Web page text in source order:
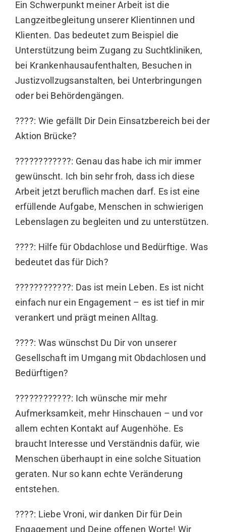
Ein Schwerpunkt meiner Arbeit ist die
Langzeitbegleitung unserer Klientinnen und
Klienten. Das bedeutet zum Beispiel die
Unterstützung beim Zugang zu Suchtkliniken,
bei Krankenhausaufenthalten, Besuchen in
Justizvollzugsanstalten, bei Unterbringungen
oder bei Behördengängen.
????: Wie gefällt Dir Dein Einsatzbereich bei der
Aktion Brücke?
????????‍????: Genau das habe ich mir immer
gewünscht. Ich bin sehr froh, dass ich diese
Arbeit jetzt beruflich machen darf. Es ist eine
erfüllende Aufgabe, Menschen in schwierigen
Lebenslagen zu begleiten und zu unterstützen.
????: Hilfe für Obdachlose und Bedürftige. Was
bedeutet das für Dich?
????????‍????: Das ist mein Leben. Es ist nicht
einfach nur ein Engagement – es ist tief in mir
verankert und prägt meinen Alltag.
????: Was wünschst Du Dir von unserer
Gesellschaft im Umgang mit Obdachlosen und
Bedürftigen?
????????‍????: Ich wünsche mir mehr
Aufmerksamkeit, mehr Hinschauen – und vor
allem echten Kontakt auf Augenhöhe. Es
braucht Interesse und Verständnis dafür, wie
Menschen überhaupt in eine solche Situation
geraten. Nur so kann echte Veränderung
entstehen.
????: Liebe Vroni, wir danken Dir für Dein
Engagement und Deine offenen Worte! Wir